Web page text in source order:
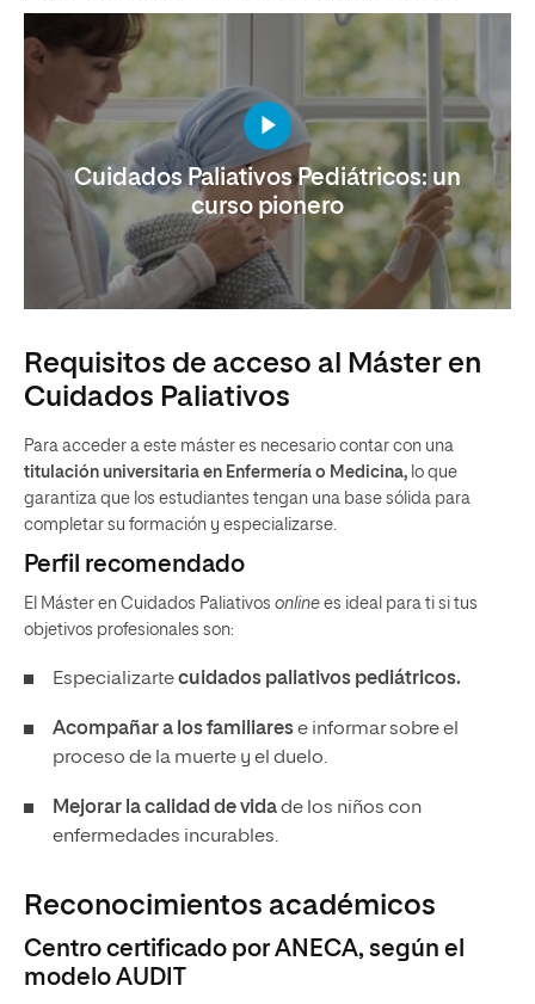
Cuidados Paliativos Pediátricos: un
curso pionero
Requisitos de acceso al Máster en
Cuidados Paliativos
Para acceder a este máster es necesario contar con una
titulación universitaria en Enfermería o Medicina, lo que
garantiza que los estudiantes tengan una base sólida para
completar su formación y especializarse.
Perfil recomendado
El Máster en Cuidados Paliativos online es ideal para ti si tus
objetivos profesionales son:
Especializartecuidados paliativos pediátricos.
Acompañar a los familiarese informar sobre el
proceso de la muerte y el duelo.
Mejorar la calidad de vidade los niños con
enfermedades incurables.
Reconocimientos académicos
Centro certificado por ANECA, según el
modelo AUDIT